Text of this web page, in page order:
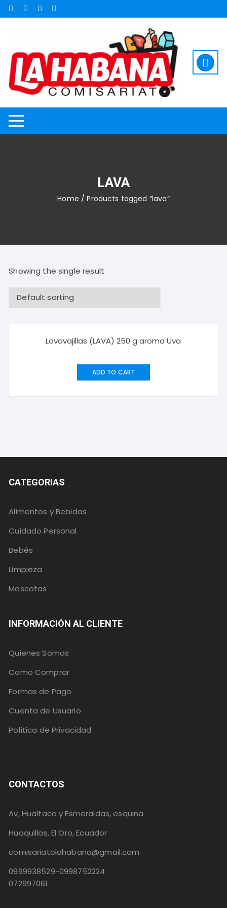
Saltar
al
LAVA
Home / Products tagged “lava”
Showing the single result
Lavavajillas (LAVA) 250 g aroma Uva
ADD TO CART
CATEGORIAS
Alimentos y Bebidas
Cuidado Personal
Bebés
Limpieza
Mascotas
INFORMACIÓN AL CLIENTE
Quienes Somos
Como Comprar
Formas de Pago
Cuenta de Usuario
Política de Privacidad
CONTACTOS
Av, Hualtaco y Esmeraldas, esquina
Huaquillas, El Oro, Ecuador
comisariatolahabana@gmail.com
0969938529-0998752224
072997061